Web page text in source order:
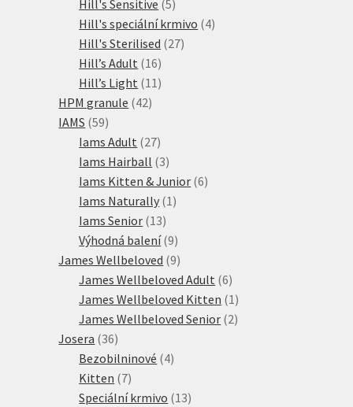
Hill's Sensitive 5
produktů
Hill's speciální krmivo 44
Hill's Sterilised 2727
Hill’s Adult 1616
produktů
Hill’s Light 11 11
HPM granule 4242
IAMS 5959
produktů
Iams Adult 2727
produktů
Iams Hairball 33
produkty
Iams Kitten & Junior 66
Iams Naturally 1 1
Iams Senior 1313
produktů
Výhodná balení 99
produktů
James Wellbeloved 99
produktů
James Wellbeloved Adult 66
produktů
James Wellbeloved Kitten 1 1
produkt
James Wellbeloved Senior 22
Josera 3636
produktů
Bezobilninové 44
Kitten 77
produktů
Speciální krmivo 1313